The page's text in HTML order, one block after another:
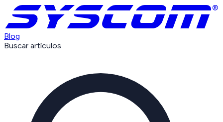
Blog
Buscar artículos